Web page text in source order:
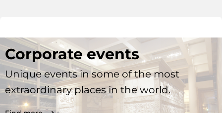
Corporate events
Unique events in some of the most
extraordinary places in the world.